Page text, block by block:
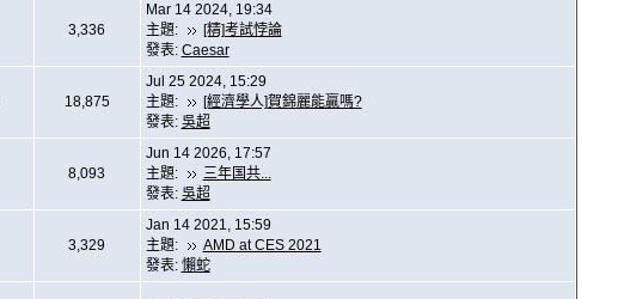
3,336
Mar 14 2024, 19:34
主題:
[精]考試悖論
發表: Caesar
18,875
Jul 25 2024, 15:29
主題:
[經濟學人]賀錦麗能贏嗎?
發表: 吳超
8,093
Jun 14 2026, 17:57
主題:
三年国共...
發表: 吳超
3,329
Jan 14 2021, 15:59
主題:
AMD at CES 2021
發表: 懶蛇